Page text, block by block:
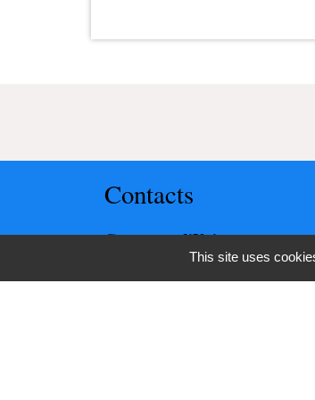
Contacts
Commune d'Upie
1, rue de la Mairie
26120 Upie - FRANCE
This site uses